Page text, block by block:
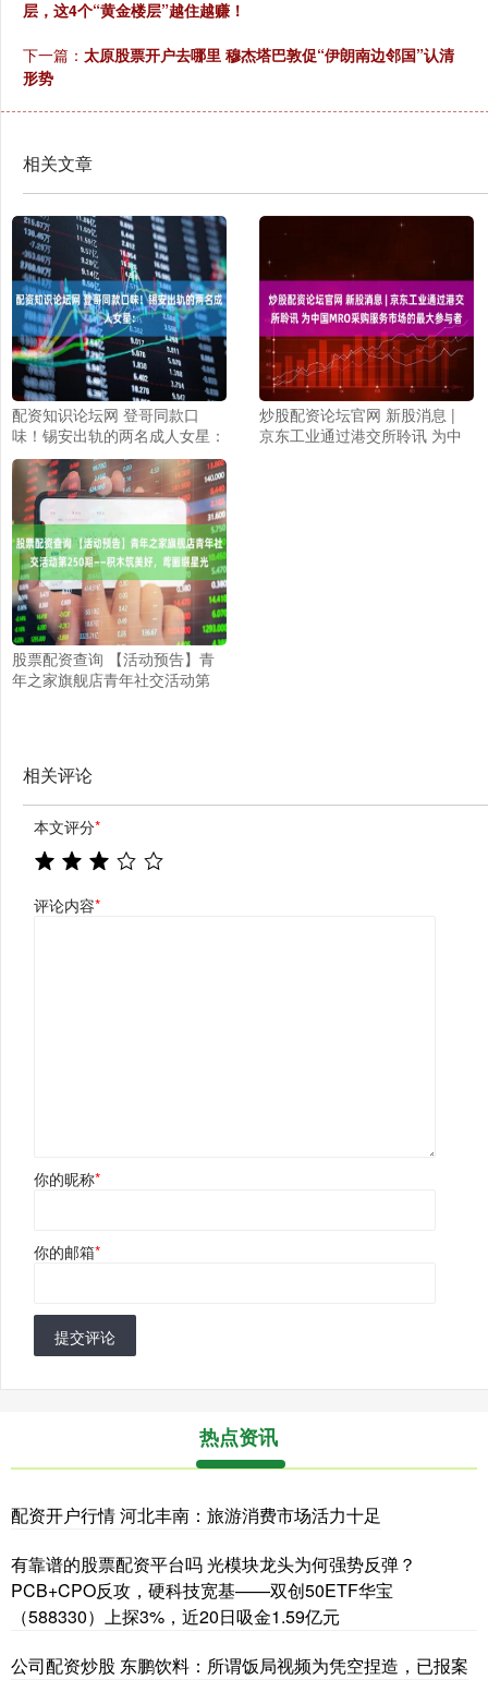
层，这4个“黄金楼层”越住越赚！
下一篇： 太原股票开户去哪里 穆杰塔巴敦促“伊朗南边邻国”认清
形势
相关文章
配资知识论坛网 登哥同款口
味！锡安出轨的两名成人女星：
炒股配资论坛官网 新股消息 |
京东工业通过港交所聆讯 为中
股票配资查询 【活动预告】青
年之家旗舰店青年社交活动第
相关评论
本文评分*
评论内容*
你的昵称*
你的邮箱*
提交评论
热点资讯
配资开户行情 河北丰南：旅游消费市场活力十足
有靠谱的股票配资平台吗 光模块龙头为何强势反弹？
PCB+CPO反攻，硬科技宽基——双创50ETF华宝
（588330）上探3%，近20日吸金1.59亿元
公司配资炒股 东鹏饮料：所谓饭局视频为凭空捏造，已报案